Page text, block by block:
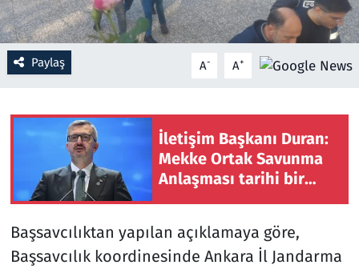
Paylaş A- A+
İletişim Başkanı Duran:
Mekke Ortak Savunma
Anlaşması tarihi bir
Başsavcılıktan yapılan açıklamaya göre,
Başsavcılık koordinesinde Ankara İl Jandarma
Savunma Sanayi
Seçim 2023
Teknoloji ve Bilim
Televizyon